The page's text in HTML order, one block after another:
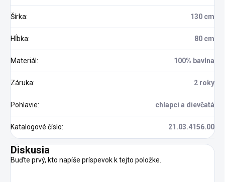
Šírka: 130 cm
Hĺbka: 80 cm
Materiál : 100% bavlna
Záruka: 2 roky
Pohlavie: chlapci a dievčatá
Katalogové číslo: 21.03.4156.00
Diskusia
Buďte prvý, kto napíše príspevok k tejto položke.